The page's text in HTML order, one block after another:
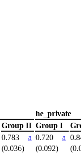
he_private
Group II Group I
0.783 a 0.720 a
(0.036) (0.092)